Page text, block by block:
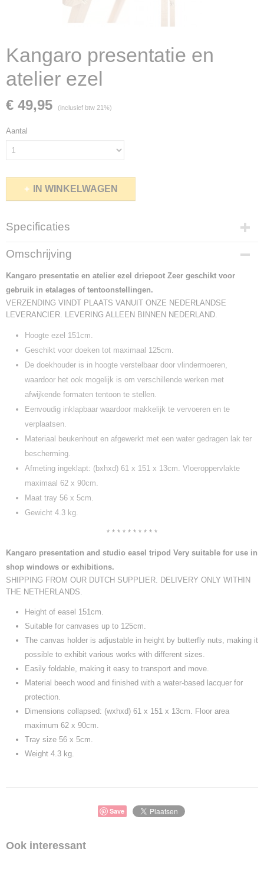
Kangaro presentatie en
atelier ezel
€ 49,95 (inclusief btw 21%)
Aantal
IN WINKELWAGEN
Specificaties
Productcode leverancier
K830005
Omschrijving
Kangaro presentatie en atelier ezel driepoot Zeer geschikt voor
gebruik in etalages of tentoonstellingen.
VERZENDING VINDT PLAATS VANUIT ONZE NEDERLANDSE
LEVERANCIER. LEVERING ALLEEN BINNEN NEDERLAND.
Hoogte ezel 151cm.
Geschikt voor doeken tot maximaal 125cm.
De doekhouder is in hoogte verstelbaar door vlindermoeren,
waardoor het ook mogelijk is om verschillende werken met
afwijkende formaten tentoon te stellen.
Eenvoudig inklapbaar waardoor makkelijk te vervoeren en te
verplaatsen.
Materiaal beukenhout en afgewerkt met een water gedragen lak ter
bescherming.
Afmeting ingeklapt: (bxhxd) 61 x 151 x 13cm. Vloeroppervlakte
maximaal 62 x 90cm.
Maat tray 56 x 5cm.
Gewicht 4.3 kg.
* * * * * * * * * *
Kangaro presentation and studio easel tripod Very suitable for use in
shop windows or exhibitions.
SHIPPING FROM OUR DUTCH SUPPLIER. DELIVERY ONLY WITHIN
THE NETHERLANDS.
Height of easel 151cm.
Suitable for canvases up to 125cm.
The canvas holder is adjustable in height by butterfly nuts, making it
possible to exhibit various works with different sizes.
Easily foldable, making it easy to transport and move.
Material beech wood and finished with a water-based lacquer for
protection.
Dimensions collapsed: (wxhxd) 61 x 151 x 13cm. Floor area
maximum 62 x 90cm.
Tray size 56 x 5cm.
Weight 4.3 kg.
Save
Ook interessant